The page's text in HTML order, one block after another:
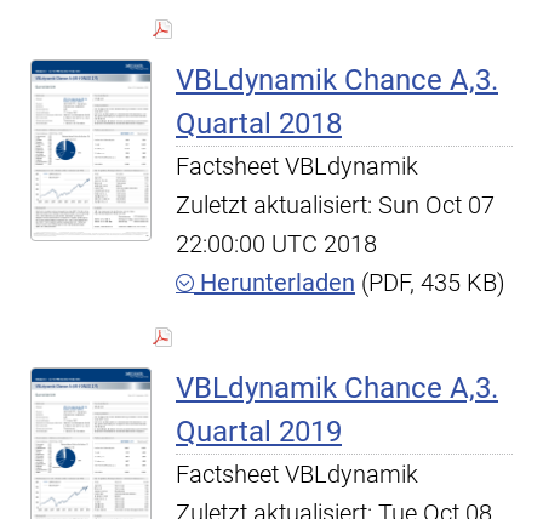
VBLdynamik Chance A,3.
Quartal 2018
Factsheet VBLdynamik
Zuletzt aktualisiert: Sun Oct 07
22:00:00 UTC 2018
Herunterladen (PDF, 435 KB)
VBLdynamik Chance A,3.
Quartal 2019
Factsheet VBLdynamik
Zuletzt aktualisiert: Tue Oct 08